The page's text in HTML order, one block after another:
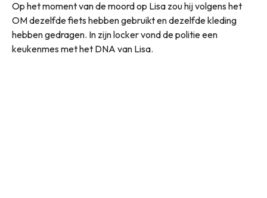
Op het moment van de moord op Lisa zou hij volgens het
OM dezelfde fiets hebben gebruikt en dezelfde kleding
hebben gedragen. In zijn locker vond de politie een
keukenmes met het DNA van Lisa.